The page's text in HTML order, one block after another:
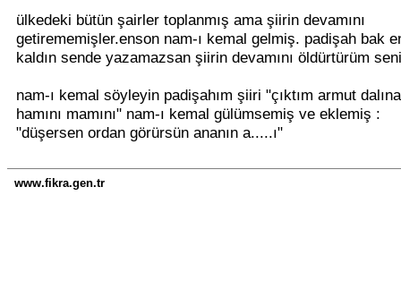
ülkedeki bütün şairler toplanmış ama şiirin devamını
getirememişler.enson nam-ı kemal gelmiş. padişah bak
kaldın sende yazamazsan şiirin devamını öldürtürüm
nam-ı kemal söyleyin padişahım şiiri "çıktım armut
hamını mamını" nam-ı kemal gülümsemiş ve eklemiş :
"düşersen ordan görürsün ananın a.....ı"
www.fikra.gen.tr